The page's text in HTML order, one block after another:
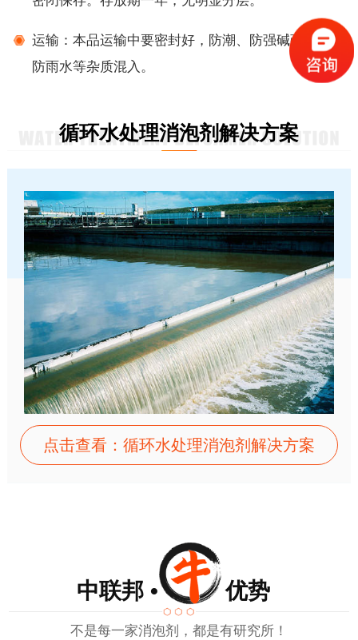
运输：本品运输中要密封好，防潮、防强碱强酸及
防雨水等杂质混入。
循环水处理消泡剂解决方案
点击查看：循环水处理消泡剂解决方案
中联邦 • 优势
不是每一家消泡剂，都是有研究所！